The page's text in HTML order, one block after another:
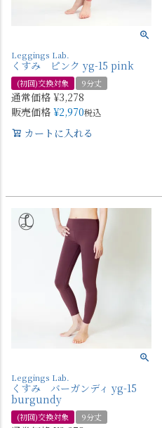
Leggings Lab.
くすみ ピンク yg-15 pink
(初回)交換対象 9分丈
通常価格 ¥3,278
販売価格 ¥2,970税込
カートに入れる
Leggings Lab.
くすみ バーガンディ yg-15
burgundy
(初回)交換対象 9分丈